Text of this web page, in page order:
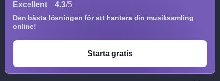
Excellent 4.3/5
Den bästa lösningen för att hantera din musiksamling
online!
Starta gratis